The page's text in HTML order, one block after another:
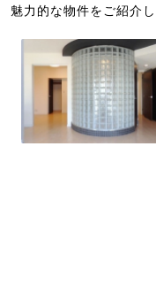
魅力的な物件をご紹介し